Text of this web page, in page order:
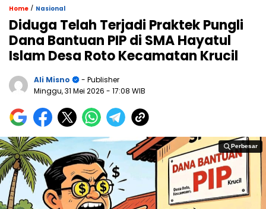
Home / Nasional
Diduga Telah Terjadi Praktek Pungli
Dana Bantuan PIP di SMA Hayatul
Islam Desa Roto Kecamatan Krucil
Ali Misno
- Publisher
Minggu, 31 Mei 2026 - 17:08 WIB
Perbesar
Perbesar